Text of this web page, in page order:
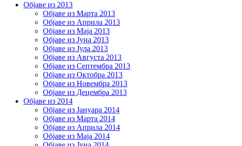
Објаве из 2013
Објаве из Марта 2013
Објаве из Априла 2013
Објаве из Маја 2013
Објаве из Јунa 2013
Објаве из Јула 2013
Објаве из Августа 2013
Објаве из Септембра 2013
Објаве из Октобра 2013
Објаве из Новембра 2013
Објаве из Децембра 2013
Објаве из 2014
Објаве из Јануара 2014
Објаве из Марта 2014
Објаве из Априла 2014
Објаве из Маја 2014